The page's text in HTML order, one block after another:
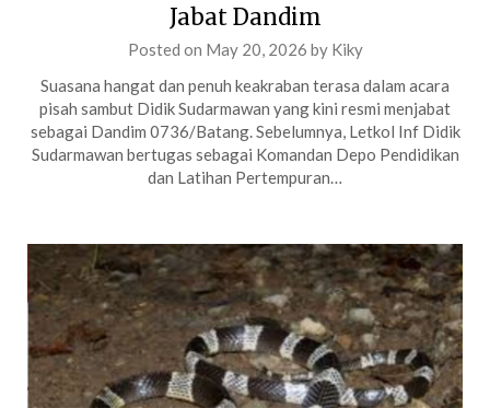
Jabat Dandim
Posted on May 20, 2026 by Kiky
Suasana hangat dan penuh keakraban terasa dalam acara
pisah sambut Didik Sudarmawan yang kini resmi menjabat
sebagai Dandim 0736/Batang. Sebelumnya, Letkol Inf Didik
Sudarmawan bertugas sebagai Komandan Depo Pendidikan
dan Latihan Pertempuran…